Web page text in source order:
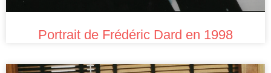
Portrait de Frédéric Dard en 1998